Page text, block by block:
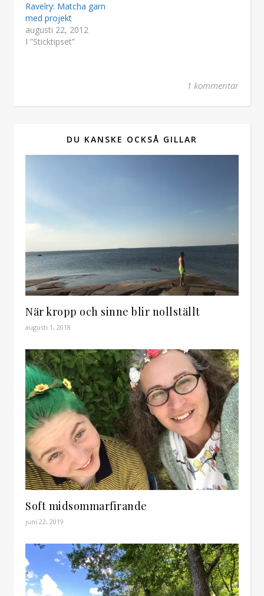
Ravelry: Matcha garn
med projekt
augusti 22, 2012
I ”Sticktipset”
1 kommentar
DU KANSKE OCKSÅ GILLAR
När kropp och sinne blir nollställt
augusti 1, 2018
Soft midsommarfirande
juni 22, 2019